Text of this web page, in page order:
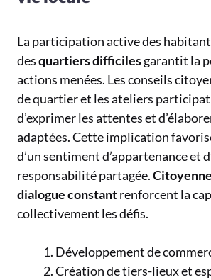
La participation active des
desquartiers difficilesgarantit la
actions menées. Les conseils
de quartier et les ateliers
d’exprimer les attentes et
adaptées. Cette implication
d’un sentiment d’appartenance et
responsabilité partagée.
dialogue constantrenforcent la
collectivement les défis.
Développement de
Création de tiers-lieux et